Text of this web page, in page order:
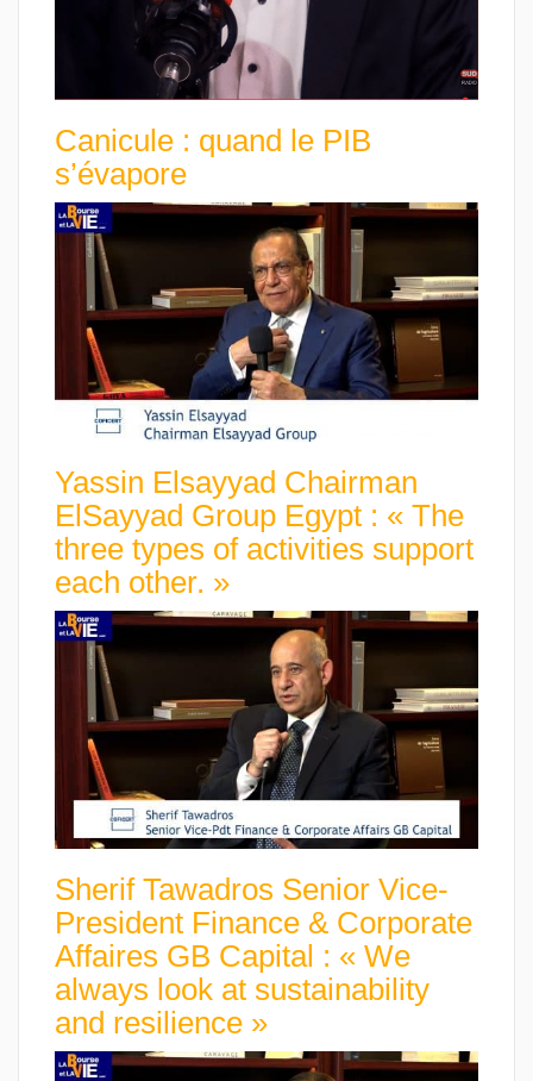
Canicule : quand le PIB
s’évapore
Yassin Elsayyad Chairman
ElSayyad Group Egypt : « The
three types of activities support
each other. »
Sherif Tawadros Senior Vice-
President Finance & Corporate
Affaires GB Capital : « We
always look at sustainability
and resilience »